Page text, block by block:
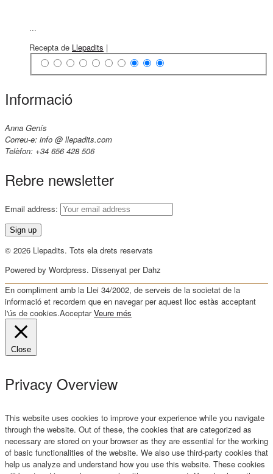
...
Recepta de Llepadits |
Informació
Anna Genís
Correu-e: info @ llepadits.com
Telèfon: +34 656 428 506
Rebre newsletter
Email address:
© 2026 Llepadits. Tots ela drets reservats
Powered by Wordpress. Dissenyat per Dahz
En compliment amb la Llei 34/2002, de serveis de la societat de la
informació et recordem que en navegar per aquest lloc estàs acceptant
l'ús de cookies.Acceptar Veure més
Close
Privacy Overview
This website uses cookies to improve your experience while you navigate
through the website. Out of these, the cookies that are categorized as
necessary are stored on your browser as they are essential for the working
of basic functionalities of the website. We also use third-party cookies that
help us analyze and understand how you use this website. These cookies